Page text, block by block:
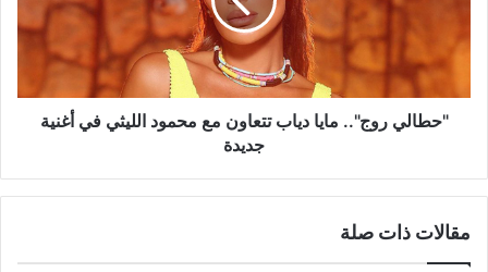
محمود
الليثي
في
أغنية"حطالي روج".. مايا دياب تتعاون مع محمود الليثي في أغنية
جديدة
مقالات ذات صلة